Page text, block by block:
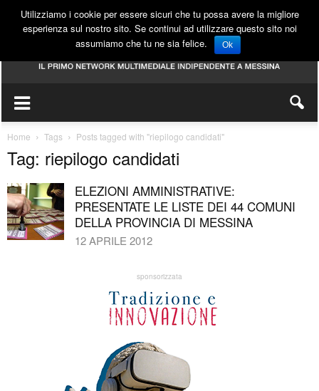
Home Tags Posts tagged with "riepilogo candidati"
Tag: riepilogo candidati
ELEZIONI AMMINISTRATIVE:
PRESENTATE LE LISTE DEI 44 COMUNI
DELLA PROVINCIA DI MESSINA
12 APRILE 2012
sponsorizzata
Utilizziamo i cookie per essere sicuri che tu possa avere la migliore
esperienza sul nostro sito. Se continui ad utilizzare questo sito noi
assumiamo che tu ne sia felice.
Ok